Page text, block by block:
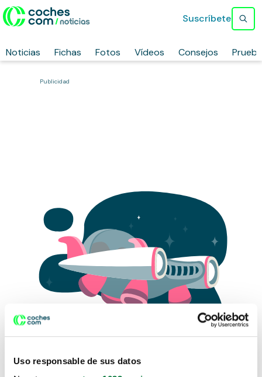
Uso responsable de sus datos
Noticias Fichas Fotos Vídeos Consejos
Suscríbete
Publicidad